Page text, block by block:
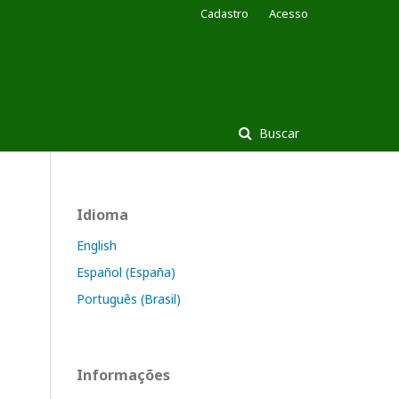
Buscar
Cadastro Acesso
Idioma
English
Español (España)
Português (Brasil)
Informações